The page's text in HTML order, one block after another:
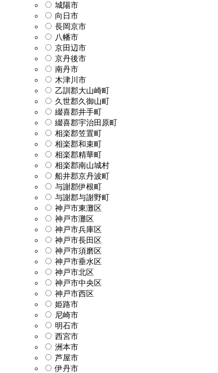
城陽市
向日市
長岡京市
八幡市
京田辺市
京丹後市
南丹市
木津川市
乙訓郡大山崎町
久世郡久御山町
綴喜郡井手町
綴喜郡宇治田原町
相楽郡笠置町
相楽郡和束町
相楽郡精華町
相楽郡南山城村
船井郡京丹波町
与謝郡伊根町
与謝郡与謝野町
神戸市東灘区
神戸市灘区
神戸市兵庫区
神戸市長田区
神戸市須磨区
神戸市垂水区
神戸市北区
神戸市中央区
神戸市西区
姫路市
尼崎市
明石市
西宮市
洲本市
芦屋市
伊丹市